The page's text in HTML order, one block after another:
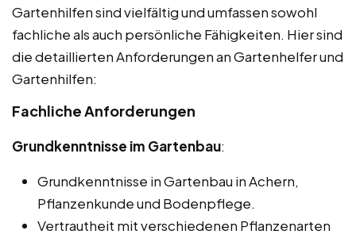
Gartenhilfen sind vielfältig und umfassen sowohl
fachliche als auch persönliche Fähigkeiten. Hier sind
die detaillierten Anforderungen an Gartenhelfer und
Gartenhilfen:
Fachliche Anforderungen
Grundkenntnisse im Gartenbau:
Grundkenntnisse in Gartenbau in Achern,
Pflanzenkunde und Bodenpflege.
Vertrautheit mit verschiedenen Pflanzenarten